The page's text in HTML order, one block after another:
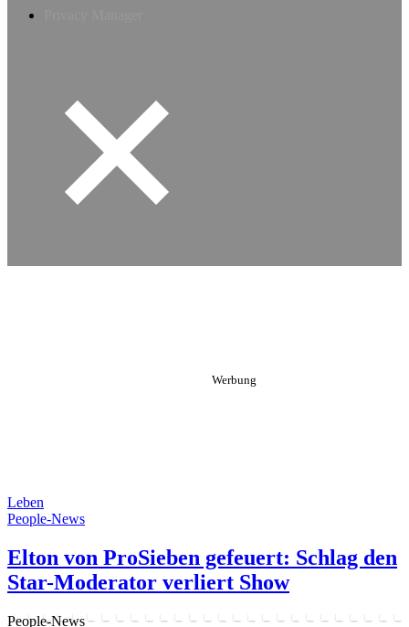
Leben
People-News
Elton von ProSieben gefeuert: Schlag den
Star-Moderator verliert Show
People-News